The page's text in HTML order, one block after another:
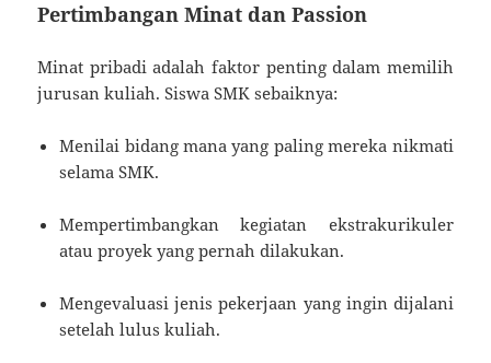
Pertimbangan Minat dan Passion
Minat pribadi adalah faktor penting dalam memilih
jurusan kuliah. Siswa SMK sebaiknya:
Menilai bidang mana yang paling mereka nikmati
selama SMK.
Mempertimbangkan kegiatan ekstrakurikuler
atau proyek yang pernah dilakukan.
Mengevaluasi jenis pekerjaan yang ingin dijalani
setelah lulus kuliah.